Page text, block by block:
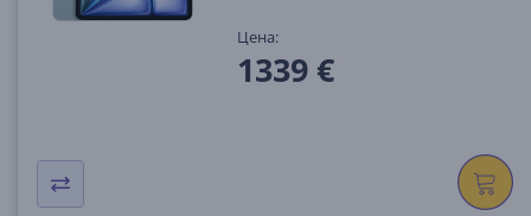
Цена:
1339 €